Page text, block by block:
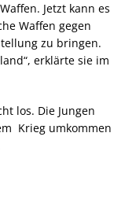
Jetzt kann es
Waffen gegen
zu bringen.
erklärte sie im
los. Die Jungen
Krieg umkommen